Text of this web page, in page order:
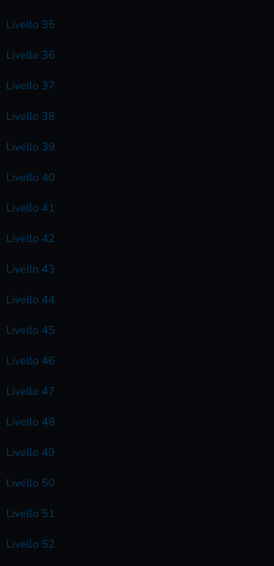
Livello 35
Livello 36
Livello 37
Livello 38
Livello 39
Livello 40
Livello 41
Livello 42
Livello 43
Livello 44
Livello 45
Livello 46
Livello 47
Livello 48
Livello 49
Livello 50
Livello 51
Livello 52